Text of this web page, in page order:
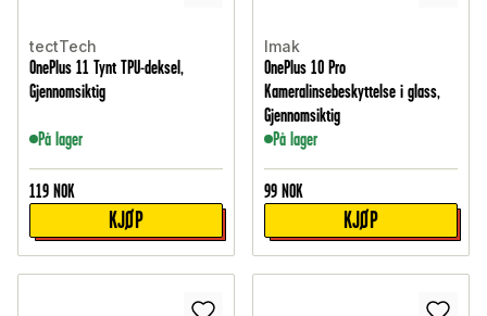
tectTech
OnePlus 11 Tynt TPU-deksel,
Gjennomsiktig
På lager
119 NOK
KJØP
Imak
OnePlus 10 Pro
Kameralinsebeskyttelse i glass,
Gjennomsiktig
På lager
99 NOK
KJØP